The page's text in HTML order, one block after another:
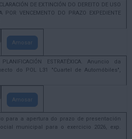
DE EXTINCIÓN DO DEREITO DE USO
POR VENCEMENTO DO PRAZO EXPEDIENTE
Amosar
ESTRATÉXICA. Anuncio da
do POL L31 "Cuartel de Automóbiles",
Amosar
para a apertura do prazo de presentación
municipal para o exercicio 2026, exp.